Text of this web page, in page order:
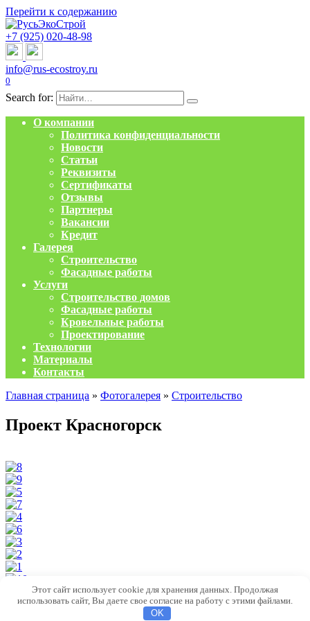
Перейти к содержанию
+7 (925) 020-48-98
info@rus-ecostroy.ru
0
Search for:
О компании
Политика конфиденциальности
Новости
Статьи
Реквизиты
Сертификаты
Отзывы
Партнеры
Вакансии
Кредит
Галерея
Строительство
Фасадные работы
Услуги
Строительство домов
Фасадные работы
Кровельные работы
Проектирование
Технологии
Материалы
Контакты
Главная страница » Фотогалерея » Строительство
Проект Красногорск
© 2026 РусьЭкоСтрой. Каркасные дома. Кровли и фасады.
Этот сайт использует cookie для хранения данных. Продолжая
использовать сайт, Вы даете свое согласие на работу с этими файлами.
OK